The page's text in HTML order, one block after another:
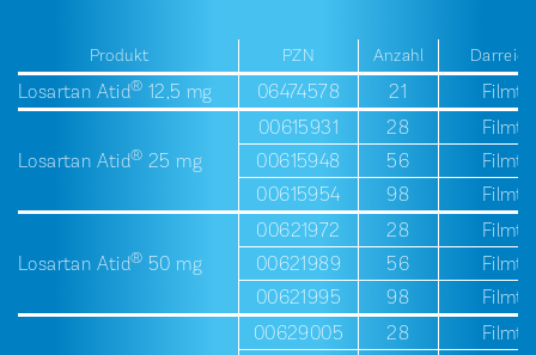
Produkt PZN Anzahl
Losartan Atid® ­12,5 mg 06474578 21
Losartan Atid® ­25 mg
00615931 28
00615948
56
00615954
98
Losartan Atid® ­50 mg
00621972 28
00621989
56
00621995
98
00629005 28